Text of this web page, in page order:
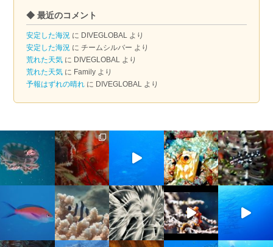
カ
イ
ブ
◆ 最近のコメント
安定した海況 に DIVEGLOBAL より
安定した海況 にチームシルバー より
荒れた天気 に DIVEGLOBAL より
荒れた天気 に Family より
予報はずれの晴れ に DIVEGLOBAL より